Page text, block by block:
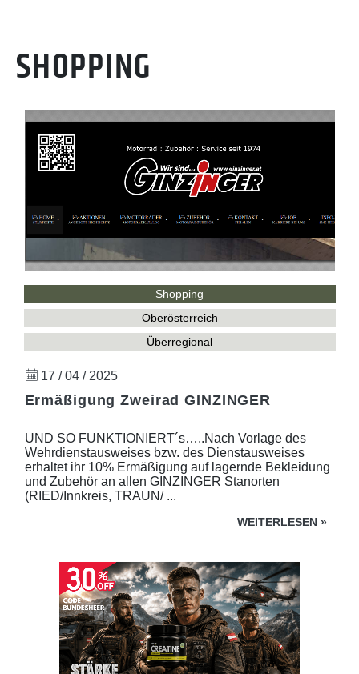
SHOPPING
Shopping
Oberösterreich
Überregional
17 / 04 / 2025
Ermäßigung Zweirad GINZINGER
UND SO FUNKTIONIERT´s…..Nach Vorlage des
Wehrdienstausweises bzw. des Dienstausweises
erhaltet ihr 10% Ermäßigung auf lagernde Bekleidung
und Zubehör an allen GINZINGER Stanorten
(RIED/Innkreis, TRAUN/ ...
WEITERLESEN »